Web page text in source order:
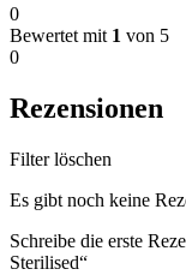
0
Bewertet mit 1 von 5
0
Rezensionen
Filter löschen
Es gibt noch keine
Schreibe die erste
Sterilised“